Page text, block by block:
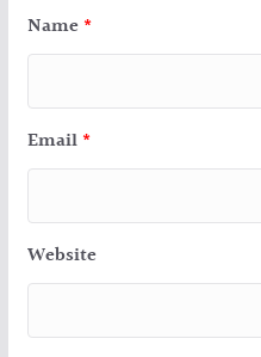
Name *
Email *
Website